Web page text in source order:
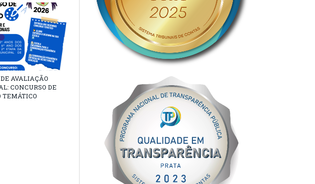
AVALIAÇÃO
CONCURSO DE
TEMÁTICO